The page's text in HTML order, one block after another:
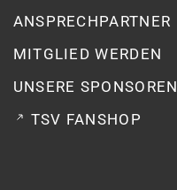
ANSPRECHPARTNER
MITGLIED WERDEN
UNSERE SPONSOREN
TSV FANSHOP